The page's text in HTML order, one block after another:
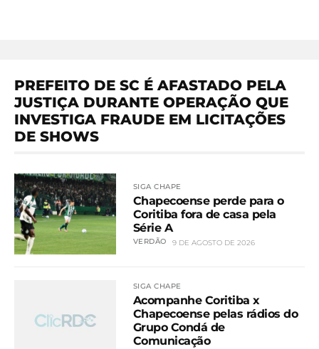
PREFEITO DE SC É AFASTADO PELA
JUSTIÇA DURANTE OPERAÇÃO QUE
INVESTIGA FRAUDE EM LICITAÇÕES
DE SHOWS
SIGA CHAPE
Chapecoense perde para o
Coritiba fora de casa pela
Série A
VERDÃO 9 DE AGOSTO DE 2026
SIGA CHAPE
Acompanhe Coritiba x
Chapecoense pelas rádios do
Grupo Condá de
Comunicação